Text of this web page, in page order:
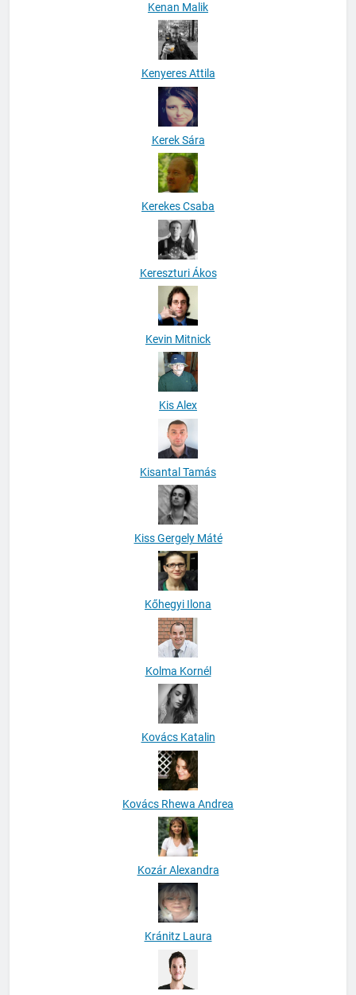
Kenan Malik
Kenyeres Attila
Kerek Sára
Kerekes Csaba
Kereszturi Ákos
Kevin Mitnick
Kis Alex
Kisantal Tamás
Kiss Gergely Máté
Kőhegyi Ilona
Kolma Kornél
Kovács Katalin
Kovács Rhewa Andrea
Kozár Alexandra
Kránitz Laura